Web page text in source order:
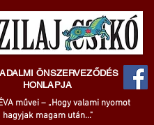
ÖNSZERVEZŐDÉS
HONLAPJA
művei – „Hogy valami nyomot
hagyjak magam után..."